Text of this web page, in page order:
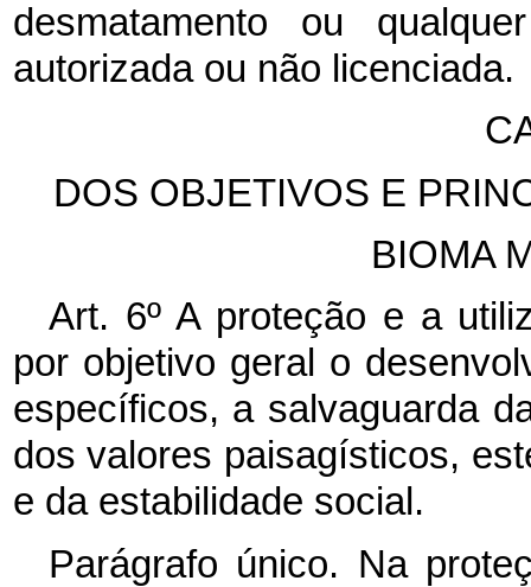
desmatamento ou
autorizada ou não licenciada.
DOS OBJETIVOS E
BIOMA
Art. 6º A proteção e a
por objetivo geral o
específicos, a salvaguarda
dos valores paisagísticos,
e da estabilidade social.
Parágrafo único. Na